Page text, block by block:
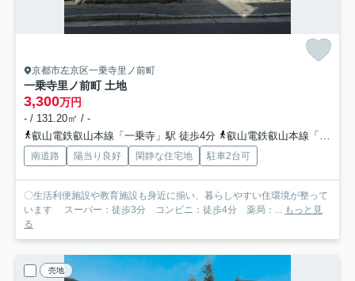
京都市左京区一乗寺里ノ前町
一乗寺里ノ前町 土地
3,300万円
- / 131.20㎡ / -
叡山電鉄叡山本線「一乗寺」駅 徒歩4分
叡山電鉄叡山本線「茶山・京都芸術大学」駅 徒歩12分
南道路 陽当り良好 閑静な住宅地 駐車2台可
〇生活利便施設や教育施設も身近に揃い、暮らしやすい住環境が整って
います スーパー：徒歩3分 コンビニ：徒歩4分 薬局：...
もっと見
る
売地